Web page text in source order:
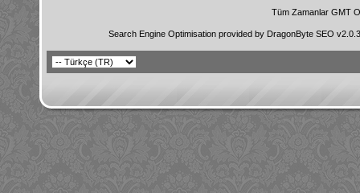
Tüm Zamanlar GMT
Search Engine Optimisation provided by DragonByte SEO